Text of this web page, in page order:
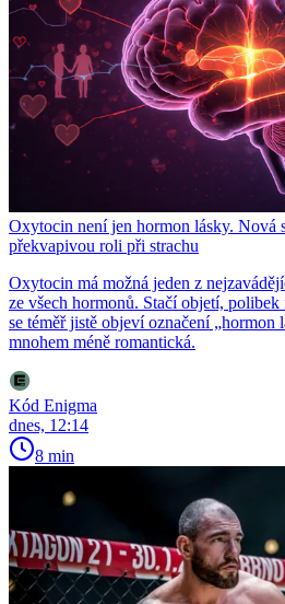
Oxytocin není jen hormon lásky. Nová
překvapivou roli při strachu
Oxytocin má možná jeden z
ze všech hormonů. Stačí objetí, polibek
se téměř jistě objeví označení „hormon
mnohem méně romantická.
Kód Enigma
dnes, 12:14
8 min